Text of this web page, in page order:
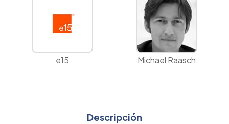
e15 Michael Raasch
Descripción